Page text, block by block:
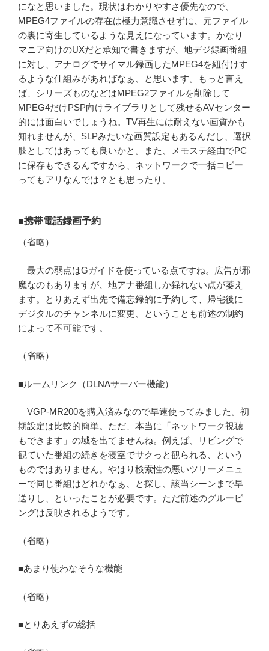
になと思いました。現状はわかりやすさ優先なので、
MPEG4ファイルの存在は極力意識させずに、元ファイル
の裏に寄生しているような見えになっています。かなり
マニア向けのUXだと承知で書きますが、地デジ録画番組
に対し、アナログでサイマル録画したMPEG4を紐付けす
るような仕組みがあればなぁ、と思います。もっと言え
ば、シリーズものなどはMPEG2ファイルを削除して
MPEG4だけPSP向けライブラリとして残せるAVセンター
的には面白いでしょうね。TV再生には耐えない画質かも
知れませんが、SLPみたいな画質設定もあるんだし、選択
肢としてはあっても良いかと。また、メモステ経由でPC
に保存もできるんですから、ネットワークで一括コピー
ってもアリなんでは？とも思ったり。
■携帯電話録画予約
（省略）
最大の弱点はGガイドを使っている点ですね。広告が邪
魔なのもありますが、地アナ番組しか録れない点が萎え
ます。とりあえず出先で備忘録的に予約して、帰宅後に
デジタルのチャンネルに変更、ということも前述の制約
によって不可能です。
（省略）
■ルームリンク（DLNAサーバー機能）
VGP-MR200を購入済みなので早速使ってみました。初
期設定は比較的簡単。ただ、本当に「ネットワーク視聴
もできます」の域を出てませんね。例えば、リビングで
観ていた番組の続きを寝室でサクっと観られる、という
ものではありません。やはり検索性の悪いツリーメニュ
ーで同じ番組はどれかなぁ、と探し、該当シーンまで早
送りし、といったことが必要です。ただ前述のグルーピ
ングは反映されるようです。
（省略）
■あまり使わなそうな機能
（省略）
■とりあえずの総括